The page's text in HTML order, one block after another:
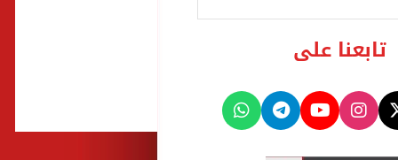
تابعنا على